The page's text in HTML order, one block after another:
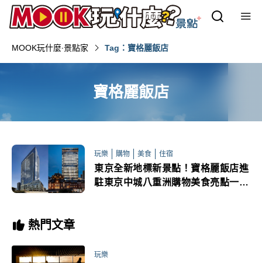
MOOK玩什麼‧景點家 Tag：寶格麗飯店
寶格麗飯店
玩樂 購物 美食 住宿
東京全新地標新景點！寶格麗飯店進
駐東京中城八重洲購物美食亮點一次
熱門文章
玩樂